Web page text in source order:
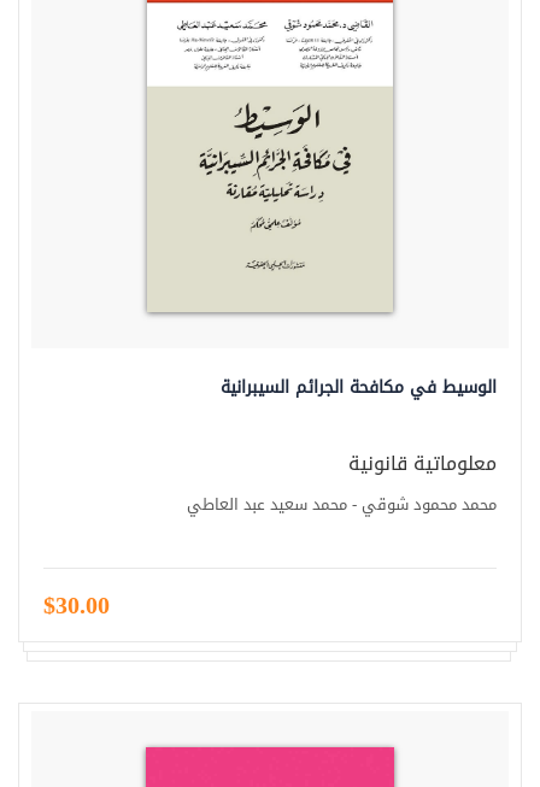
الوسيط في مكافحة الجرائم السيبرانية
معلوماتية قانونية
محمد محمود شوقي - محمد سعيد عبد العاطي
$30.00